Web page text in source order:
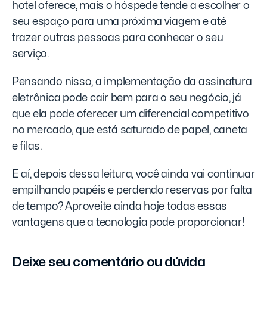
hotel oferece, mais o hóspede tende a escolher o
seu espaço para uma próxima viagem e até
trazer outras pessoas para conhecer o seu
serviço.
Pensando nisso, a implementação da assinatura
eletrônica pode cair bem para o seu negócio, já
que ela pode oferecer um diferencial competitivo
no mercado, que está saturado de papel, caneta
e filas.
E aí, depois dessa leitura, você ainda vai continuar
empilhando papéis e perdendo reservas por falta
de tempo? Aproveite ainda hoje todas essas
vantagens que a tecnologia pode proporcionar!
Deixe seu comentário ou dúvida